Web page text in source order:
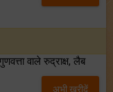
वाले रुद्राक्ष, लैब
अभी खरीदें